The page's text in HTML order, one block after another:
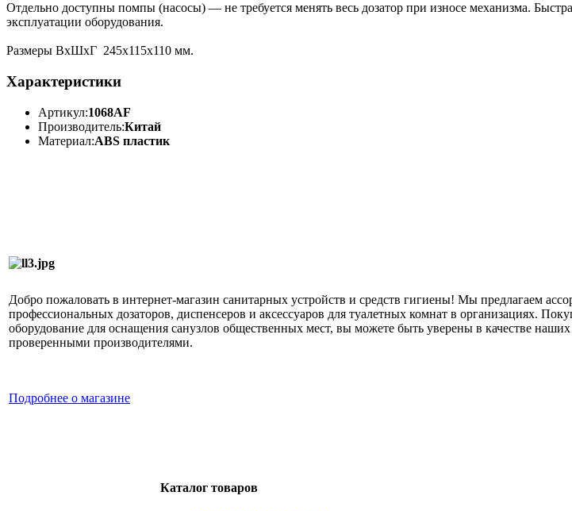
Отдельно доступны помпы (насосы) — не требуется менять весь дозатор при износе механизма.
эксплуатации оборудования.
Размеры ВхШхГ 245х115х110 мм.
Характеристики
Артикул:1068AF
Производитель:Китай
Материал:ABS пластик
Добро пожаловать в интернет-магазин санитарных устройств и средств гигиены! Мы предлагаем
профессиональных дозаторов, диспенсеров и аксессуаров для туалетных комнат в организациях.
оборудование для оснащения санузлов общественных мест, вы можете быть уверены в качестве
проверенными производителями.
Подробнее о магазине
Каталог товаров